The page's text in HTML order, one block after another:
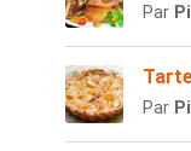
Par
Par